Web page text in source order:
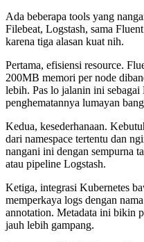
Ada beberapa tools yang
Filebeat, Logstash, sama
karena tiga alasan kuat nih.
Pertama, efisiensi resource.
200MB memori per node
lebih. Pas lo jalanin ini sebagai
penghematannya lumayan
Kedua, kesederhanaan.
dari namespace tertentu dan
nangani ini dengan sempurna
atau pipeline Logstash.
Ketiga, integrasi Kubernetes
memperkaya logs dengan
annotation. Metadata ini bikin
jauh lebih gampang.